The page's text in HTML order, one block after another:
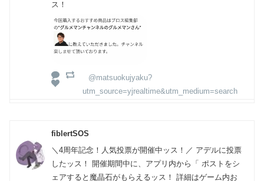
ス！
@matsuokujyaku?
utm_source=yjrealtime&utm_medium=search
fiblertSOS
＼4周年記念！人気投票が開催中ッス！／ アデルに投票
したッス！ 開催期間中に、アプリ内から「 ポストをシ
ェアすると魔晶石がもらえるッス！ 詳細はゲーム内お